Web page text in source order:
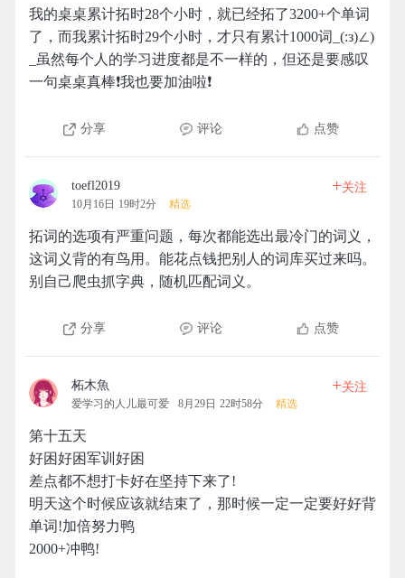
我的桌桌累计拓时28个小时，就已经拓了3200+个单词
了，而我累计拓时29个小时，才只有累计1000词_(:з)∠)
_虽然每个人的学习进度都是不一样的，但还是要感叹
一句桌桌真棒❗我也要加油啦❗
分享 评论 点赞
toefl2019
10月16日 19时2分 精选
+关注
拓词的选项有严重问题，每次都能选出最冷门的词义，
这词义背的有鸟用。能花点钱把别人的词库买过来吗。
别自己爬虫抓字典，随机匹配词义。
分享 评论 点赞
柘木魚
爱学习的人儿最可爱 8月29日 22时58分 精选
+关注
第十五天
好困好困军训好困
差点都不想打卡好在坚持下来了!
明天这个时候应该就结束了，那时候一定一定要好好背
单词!加倍努力鸭
2000+冲鸭!